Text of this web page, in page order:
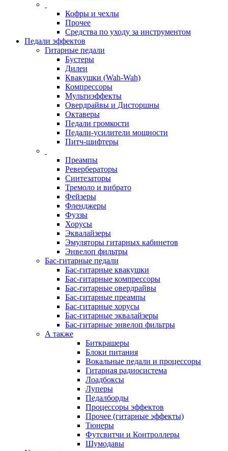
Кофры и чехлы
Прочее
Средства по уходу за инструментом
Педали эффектов
Гитарные педали
Бустеры
Дилеи
Квакушки (Wah-Wah)
Компрессоры
Мультиэффекты
Овердрайвы и Дисторшны
Октаверы
Педали громкости
Педали-усилители мощности
Питч-шифтеры
Преампы
Ревербераторы
Синтезаторы
Тремоло и вибрато
Фейзеры
Фленджеры
Фуззы
Хорусы
Эквалайзеры
Эмуляторы гитарных кабинетов
Энвелоп фильтры
Бас-гитарные педали
Бас-гитарные квакушки
Бас-гитарные компрессоры
Бас-гитарные овердрайвы
Бас-гитарные преампы
Бас-гитарные хорусы
Бас-гитарные эквалайзеры
Бас-гитарные энвелоп фильтры
А также
Биткрашеры
Блоки питания
Вокальные педали и процессоры
Гитарная радиосистема
Лоадбоксы
Луперы
Педалборды
Процессоры эффектов
Прочее (гитарные эффекты)
Тюнеры
Футсвитчи и Контроллеры
Шумодавы